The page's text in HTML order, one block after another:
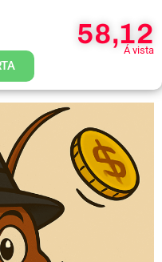
58,12
Á vista